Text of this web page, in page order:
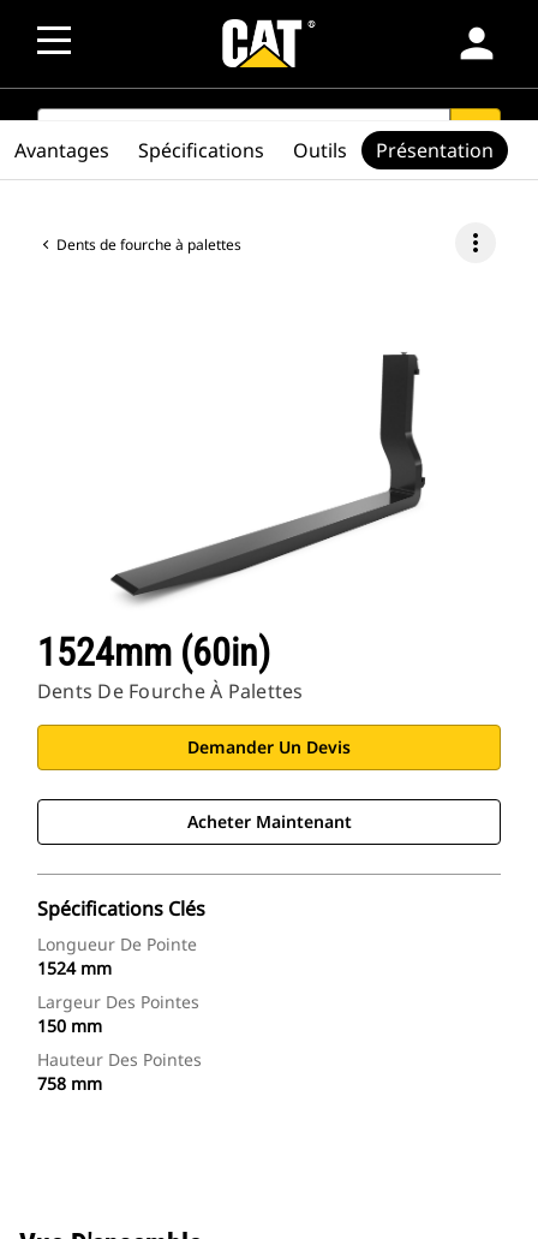
person
SEARCH search
Dents de fourche à palettes more_vert
1524mm (60in)
Dents De Fourche À Palettes
Demander Un Devis
Acheter Maintenant
Spécifications Clés
Longueur De Pointe
1524 mm
Largeur Des Pointes
150 mm
Hauteur Des Pointes
758 mm
Avantages Spécifications Outils Présentation